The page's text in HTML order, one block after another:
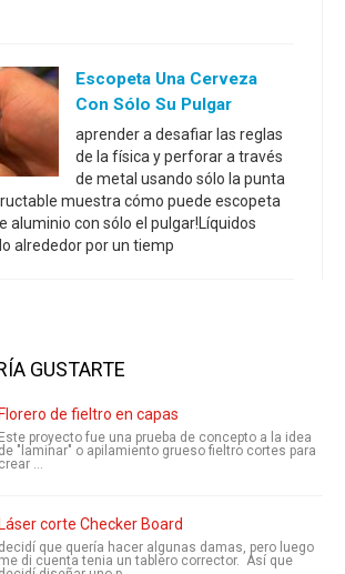
Escopeta Una Cerveza
Con Sólo Su Pulgar
aprender a desafiar las reglas
de la física y perforar a través
de metal usando sólo la punta
muestra cómo puede escopeta
aluminio con sólo el pulgar!Líquidos
alrededor por un tiemp
GUSTARTE
Florero de fieltro en capas
Este proyecto fue una prueba de concepto a la idea
de "laminar" o apilamiento grueso fieltro cortes para
crear ...
Láser corte Checker Board
decidí que quería hacer algunas damas, pero luego
me di cuenta tenia un tablero corrector. Así que